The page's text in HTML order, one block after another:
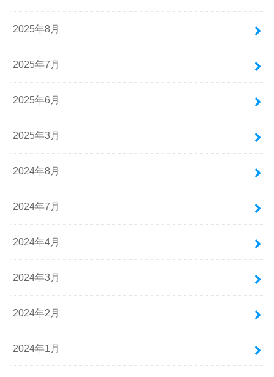
2025年8月
2025年7月
2025年6月
2025年3月
2024年8月
2024年7月
2024年4月
2024年3月
2024年2月
2024年1月